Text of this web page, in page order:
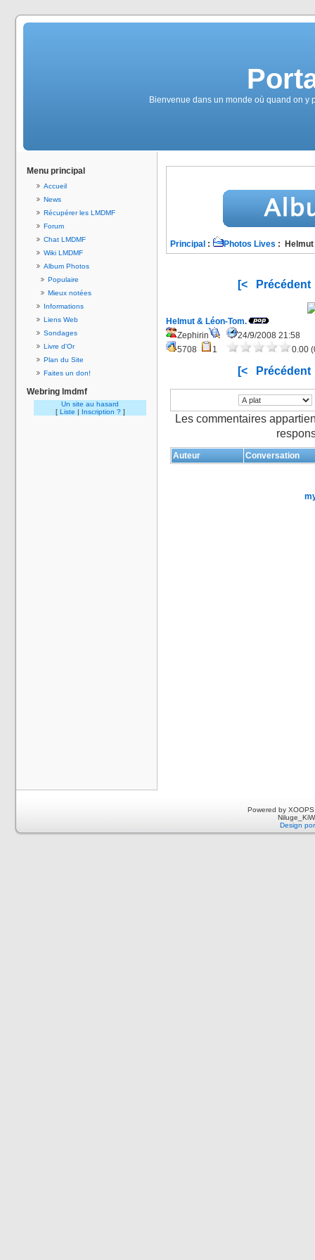
Bienvenue dans un monde où quand on y
Menu principal
Accueil
News
Récupérer les LMDMF
Forum
Chat LMDMF
Wiki LMDMF
Album Photos
Populaire
Mieux notées
Informations
Liens Web
Sondages
Livre d'Or
Plan du Site
Faites un don!
Webring lmdmf
Un site au hasard
[ Liste | Inscription ? ]
Principal : Photos Lives : Helmut
[< Précédent
Helmut & Léon-Tom.
Zephirin
24/9/2008 21:58
5708
1 0.00
[< Précédent
Les commentaires
Auteur Conversation
Powered by
Design